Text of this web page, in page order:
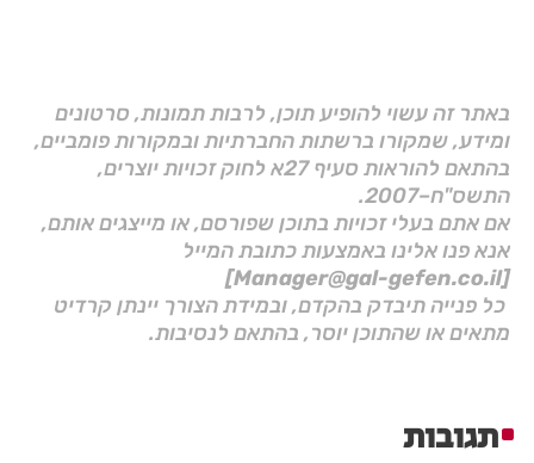
באתר זה עשוי להופיע תוכן, לרבות תמונות, סרטונים
ומידע, שמקורו ברשתות החברתיות ובמקורות פומביים,
בהתאם להוראות סעיף 27א לחוק זכויות יוצרים,
התשס"ח–2007.
אם אתם בעלי זכויות בתוכן שפורסם, או מייצגים אותם,
אנא פנו אלינו באמצעות כתובת המייל
[Manager@gal-gefen.co.il]
כל פנייה תיבדק בהקדם, ובמידת הצורך יינתן קרדיט
מתאים או שהתוכן יוסר, בהתאם לנסיבות.
תגובות